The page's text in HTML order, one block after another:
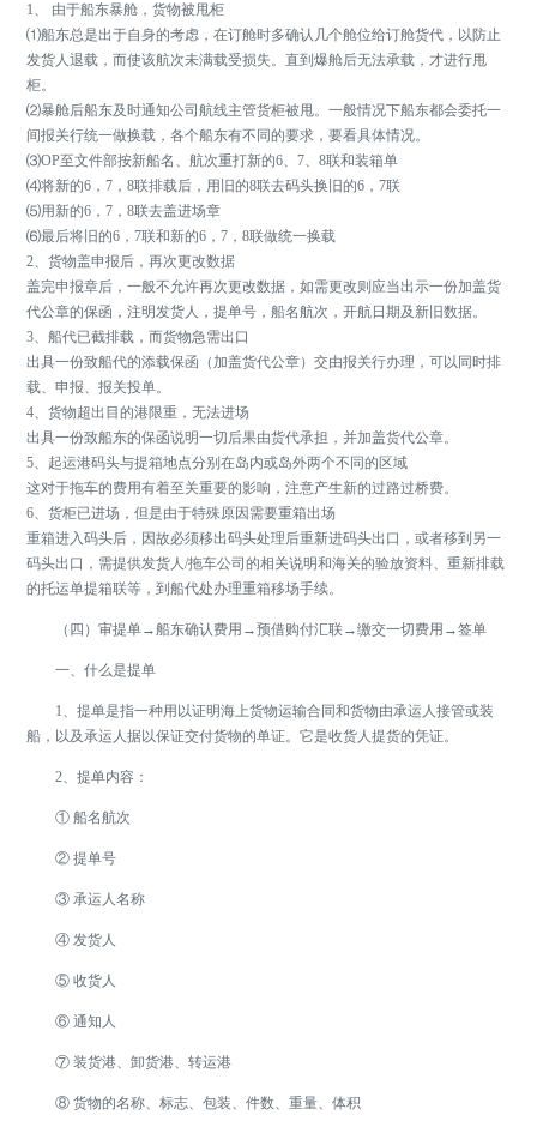
1、 由于船东暴舱，货物被甩柜
⑴船东总是出于自身的考虑，在订舱时多确认几个舱位给订舱货代，以防止
发货人退载，而使该航次未满载受损失。直到爆舱后无法承载，才进行甩
柜。
⑵暴舱后船东及时通知公司航线主管货柜被甩。一般情况下船东都会委托一
间报关行统一做换载，各个船东有不同的要求，要看具体情况。
⑶OP至文件部按新船名、航次重打新的6、7、8联和装箱单
⑷将新的6，7，8联排载后，用旧的8联去码头换旧的6，7联
⑸用新的6，7，8联去盖进场章
⑹最后将旧的6，7联和新的6，7，8联做统一换载
2、货物盖申报后，再次更改数据
盖完申报章后，一般不允许再次更改数据，如需更改则应当出示一份加盖货
代公章的保函，注明发货人，提单号，船名航次，开航日期及新旧数据。
3、船代已截排载，而货物急需出口
出具一份致船代的添载保函（加盖货代公章）交由报关行办理，可以同时排
载、申报、报关投单。
4、货物超出目的港限重，无法进场
出具一份致船东的保函说明一切后果由货代承担，并加盖货代公章。
5、起运港码头与提箱地点分别在岛内或岛外两个不同的区域
这对于拖车的费用有着至关重要的影响，注意产生新的过路过桥费。
6、货柜已进场，但是由于特殊原因需要重箱出场
重箱进入码头后，因故必须移出码头处理后重新进码头出口，或者移到另一
码头出口，需提供发货人/拖车公司的相关说明和海关的验放资料、重新排载
的托运单提箱联等，到船代处办理重箱移场手续。
（四）审提单→船东确认费用→预借购付汇联→缴交一切费用→签单
一、什么是提单
1、提单是指一种用以证明海上货物运输合同和货物由承运人接管或装
船，以及承运人据以保证交付货物的单证。它是收货人提货的凭证。
2、提单内容：
① 船名航次
② 提单号
③ 承运人名称
④ 发货人
⑤ 收货人
⑥ 通知人
⑦ 装货港、卸货港、转运港
⑧ 货物的名称、标志、包装、件数、重量、体积